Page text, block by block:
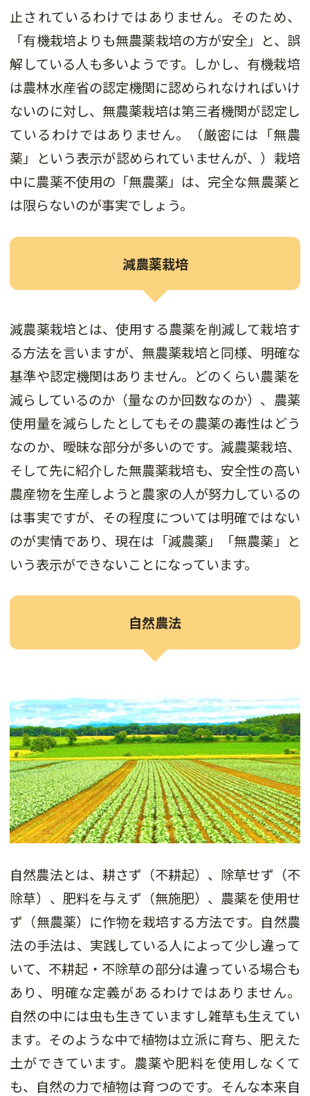
止されているわけではありません。そのため、
「有機栽培よりも無農薬栽培の方が安全」と、誤
解している人も多いようです。しかし、有機栽培
は農林水産省の認定機関に認められなければいけ
ないのに対し、無農薬栽培は第三者機関が認定し
ているわけではありません。（厳密には「無農
薬」という表示が認められていませんが、）栽培
中に農薬不使用の「無農薬」は、完全な無農薬と
は限らないのが事実でしょう。
減農薬栽培
減農薬栽培とは、使用する農薬を削減して栽培す
る方法を言いますが、無農薬栽培と同様、明確な
基準や認定機関はありません。どのくらい農薬を
減らしているのか（量なのか回数なのか）、農薬
使用量を減らしたとしてもその農薬の毒性はどう
なのか、曖昧な部分が多いのです。減農薬栽培、
そして先に紹介した無農薬栽培も、安全性の高い
農産物を生産しようと農家の人が努力しているの
は事実ですが、その程度については明確ではない
のが実情であり、現在は「減農薬」「無農薬」と
いう表示ができないことになっています。
自然農法
自然農法とは、耕さず（不耕起）、除草せず（不
除草）、肥料を与えず（無施肥）、農薬を使用せ
ず（無農薬）に作物を栽培する方法です。自然農
法の手法は、実践している人によって少し違って
いて、不耕起・不除草の部分は違っている場合も
あり、明確な定義があるわけではありません。
自然の中には虫も生きていますし雑草も生えてい
ます。そのような中で植物は立派に育ち、肥えた
土ができています。農薬や肥料を使用しなくて
も、自然の力で植物は育つのです。そんな本来自